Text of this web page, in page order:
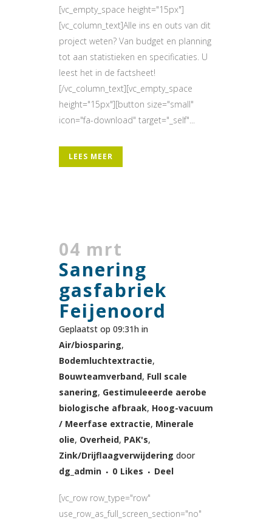
[vc_empty_space height="15px"]
[vc_column_text]Alle ins en outs van dit
project weten? Van budget en planning
tot aan statistieken en specificaties. U
leest het in de factsheet!
[/vc_column_text][vc_empty_space
height="15px"][button size="small"
icon="fa-download" target="_self"...
LEES MEER
04 mrt
Sanering
gasfabriek
Feijenoord
Geplaatst op 09:31h in
Air/biosparing,
Bodemluchtextractie,
Bouwteamverband, Full scale
sanering, Gestimuleeerde aerobe
biologische afbraak, Hoog-vacuum
/ Meerfase extractie, Minerale
olie, Overheid, PAK's,
Zink/Drijflaagverwijdering door
dg_admin
0 Likes Deel
[vc_row row_type="row"
use_row_as_full_screen_section="no"